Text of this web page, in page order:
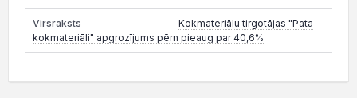
Kokmateriālu tirgotājas "Pata
kokmateriāli" apgrozījums pērn pieaug par 40,6%